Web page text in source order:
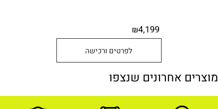
₪4,199
לפרטים ורכישה
מוצרים אחרונים שנצפו